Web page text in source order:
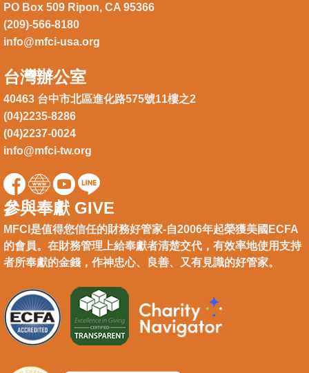
PO Box 509 Ripon, CA 95366
(209)-566-8180
info@mfci-usa.org
台灣辦公室
40463 台中市北區進化路575號11樓之2
(04)2235-8286
(04)2237-0024
info@mfci-tw.org
參與奉獻 GIVE
MFCI是值得您信任的財務好管家-自2006年起榮獲美國ECFA
的會員。在財務管理上給奉獻者清楚交代，有效率地使用支持
者所奉獻的金錢，作神忠心、良善、又有見識的好管家。